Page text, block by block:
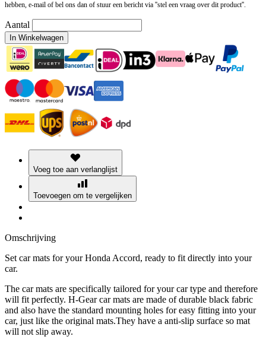
hebben, e-mail of bel ons dan of stuur een bericht via ''stel een vraag over dit product''.
Aantal
In Winkelwagen
Voeg toe aan verlanglijst
Toevoegen om te vergelijken
Omschrijving
Set car mats for your Honda Accord, ready to fit directly into your
car.
The car mats are specifically tailored for your car type and therefore
will fit perfectly. H-Gear car mats are made of durable black fabric
and also have the standard mounting holes for easy fitting into your
car, just like the original mats.They have a anti-slip surface so mat
will not slip away.